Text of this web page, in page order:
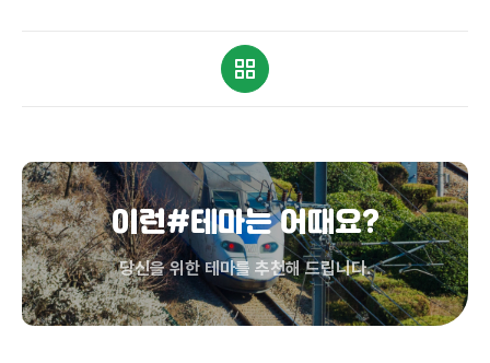
이런#테마는 어때요?
당신을 위한 테마를 추천해 드립니다.